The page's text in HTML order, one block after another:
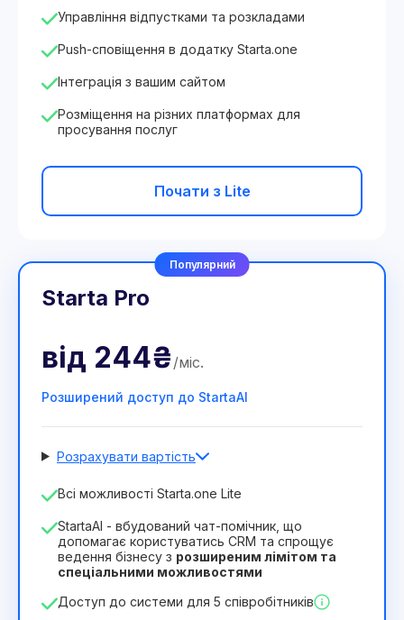
Управління відпустками та розкладами
Push-сповіщення в додатку Starta.one
Інтеграція з вашим сайтом
Розміщення на різних платформах для
просування послуг
Почати з Lite
Популярний
Starta Pro
від 244₴ /міс.
Розширений доступ до StartaAI
Розрахувати вартість
Кількість співробітників
Тривалість ліцензії
12 Months (знижка -25%) Вигідний
349₴ 244₴ /місяць
Всі можливості Starta.one Lite
StartaAI - вбудований чат-помічник, що
допомагає користуватись CRM та спрощує
ведення бізнесу з розширеним лімітом та
спеціальними можливостями
Доступ до системи для 5 співробітників